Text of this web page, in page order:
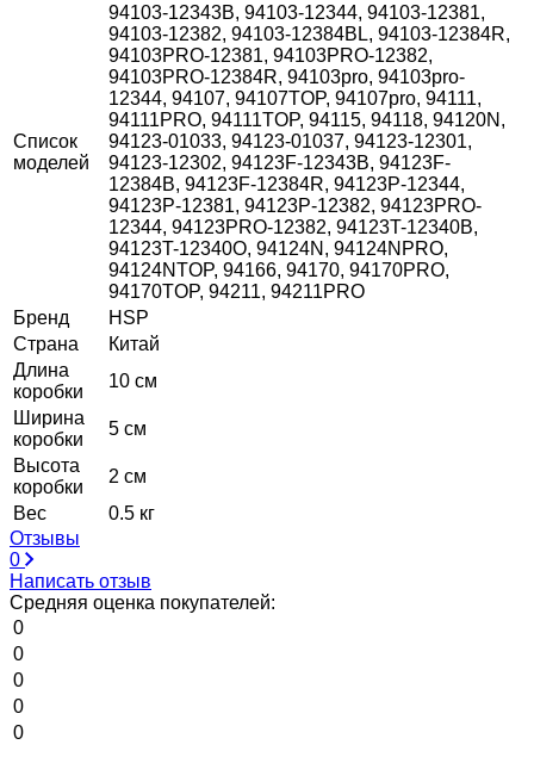
Список
моделей
94103-12343B, 94103-12344, 94103-12381,
94103-12382, 94103-12384BL, 94103-12384R,
94103PRO-12381, 94103PRO-12382,
94103PRO-12384R, 94103pro, 94103pro-
12344, 94107, 94107TOP, 94107pro, 94111,
94111PRO, 94111TOP, 94115, 94118, 94120N,
94123-01033, 94123-01037, 94123-12301,
94123-12302, 94123F-12343B, 94123F-
12384B, 94123F-12384R, 94123P-12344,
94123P-12381, 94123P-12382, 94123PRO-
12344, 94123PRO-12382, 94123T-12340B,
94123T-12340O, 94124N, 94124NPRO,
94124NTOP, 94166, 94170, 94170PRO,
94170TOP, 94211, 94211PRO
Бренд
HSP
Страна
Китай
Длина
коробки
10 см
Ширина
коробки
5 см
Высота
коробки
2 см
Вес
0.5 кг
Отзывы
0
Написать отзыв
Средняя оценка покупателей:
0
0
0
0
0